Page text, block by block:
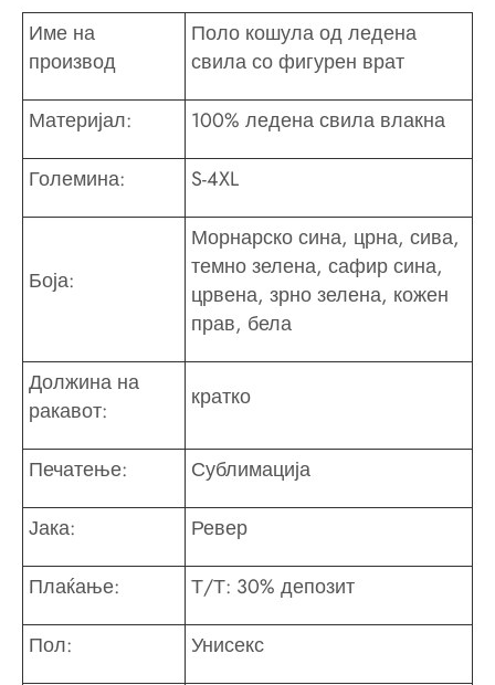
Име на
производ
Поло кошула од ледена
свила со фигурен врат
Материјал: 100% ледена свила влакна
Големина: S-4XL
Боја:
Морнарско сина, црна, сива,
темно зелена, сафир сина,
црвена, зрно зелена, кожен
прав, бела
Должина на
ракавот:
кратко
Печатење: Сублимација
Јака: Ревер
Плаќање: Т/Т: 30% депозит
Пол: Унисекс